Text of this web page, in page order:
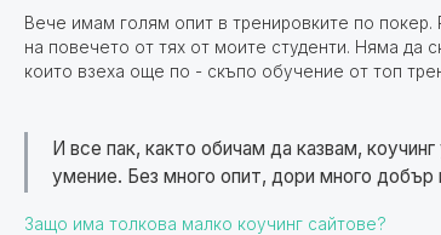
Вече имам голям опит в тренировките по
на повечето от тях от моите студенти. Няма да
които взеха още по - скъпо обучение от топ
И все пак, както обичам да казвам,
умение. Без много опит, дори много добър
Защо има толкова малко коучинг сайтове?